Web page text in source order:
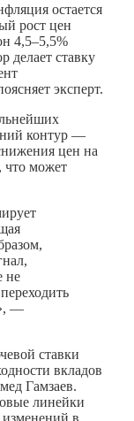
остается
рост цен
4,5–5,5%
делает ставку
эксперт.
контур —
цен на
что может
не
—
ставки
вкладов
Гамзаев.
линейки
изменений в